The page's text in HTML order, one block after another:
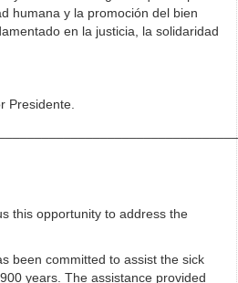
humana y la promoción del bien
en la justicia, la solidaridad
Presidente.
this opportunity to address the
been committed to assist the sick
years. The assistance provided